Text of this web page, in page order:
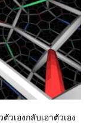
เองกลับเอาตัวเอง